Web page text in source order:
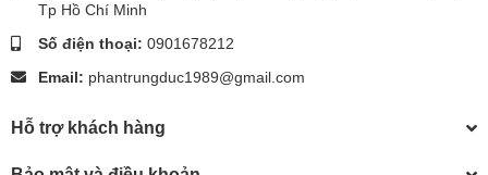
Tp Hồ Chí Minh
Số điện thoại: 0901678212
Email: phantrungduc1989@gmail.com
Hỗ trợ khách hàng